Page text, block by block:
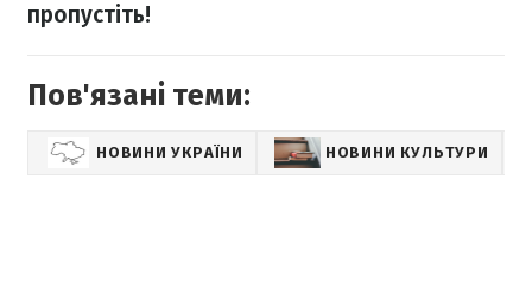
пропустіть!
Пов'язані теми:
НОВИНИ УКРАЇНИ НОВИНИ КУЛЬТУРИ